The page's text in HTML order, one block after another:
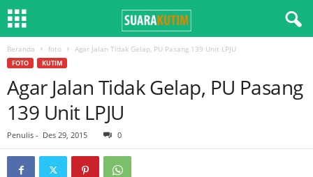
Beranda foto Agar Jalan Tidak Gelap, PU Pasang 139 Unit LPJU
FOTO KUTIM
Agar Jalan Tidak Gelap, PU Pasang
139 Unit LPJU
Penulis - Des 29, 2015 0